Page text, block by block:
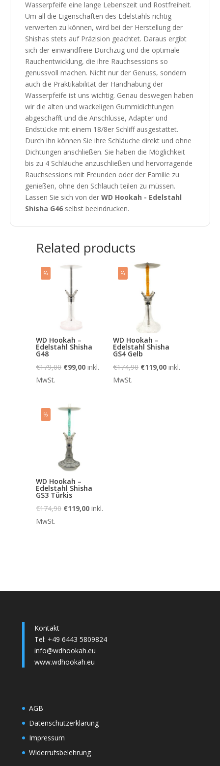
Wasserpfeife eine lange Lebenszeit und Rostfreiheit.
Um all die Eigenschaften des Edelstahls richtig
verwerten zu können, wird bei der Herstellung der
Shishas stets auf Präzision geachtet. Daraus ergibt
sich der einwandfreie Durchzug und die optimale
Rauchentwicklung, die ihre Rauchsessions so
genussvoll machen. Nicht nur der Genuss, sondern
auch die Praktikabilität der Handhabung der
Wasserpfeife ist uns wichtig. Genau deswegen haben
wir die alten und wackeligen Gummidichtungen
abgeschafft und die Anschlüsse, Adapter und
Endstücke mit einem 18/8er Schliff ausgestattet.
Durch ihn können Sie ihre Schläuche direkt und ohne
Dichtungen anschließen. Sie haben die Möglichkeit
bis zu 4 Schläuche anzuschließen und hervorragende
Rauchsessions mit Freunden oder der Familie zu
genießen, ohne den Schlauch teilen zu müssen.
Lassen Sie sich von der WD Hookah - Edelstahl
Shisha G46 selbst beeindrucken.
Related products
%
WD Hookah –
Edelstahl Shisha
G48
€179,00 €99,00 inkl.
MwSt.
%
WD Hookah –
Edelstahl Shisha
GS4 Gelb
€174,90 €119,00 inkl.
MwSt.
%
WD Hookah –
Edelstahl Shisha
GS3 Türkis
€174,90 €119,00 inkl.
MwSt.
Kontakt
Tel: +49 6443 5809824
info@wdhookah.eu
www.wdhookah.eu
AGB
Datenschutzerklärung
Impressum
Widerrufsbelehrung